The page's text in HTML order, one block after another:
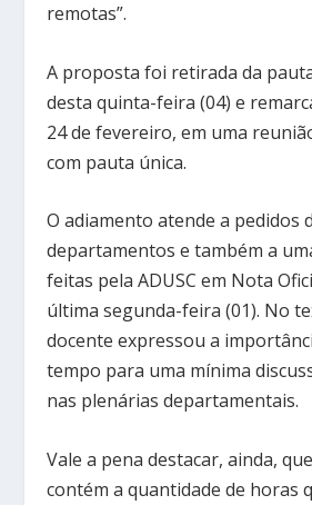
remotas”.
A proposta foi retirada da
desta quinta-feira (04) e
24 de fevereiro, em uma
com pauta única.
O adiamento atende a pedidos
departamentos e também a
feitas pela ADUSC em Nota
última segunda-feira (01). No
docente expressou a
tempo para uma mínima
nas plenárias departamentais.
Vale a pena destacar, ainda,
contém a quantidade de horas